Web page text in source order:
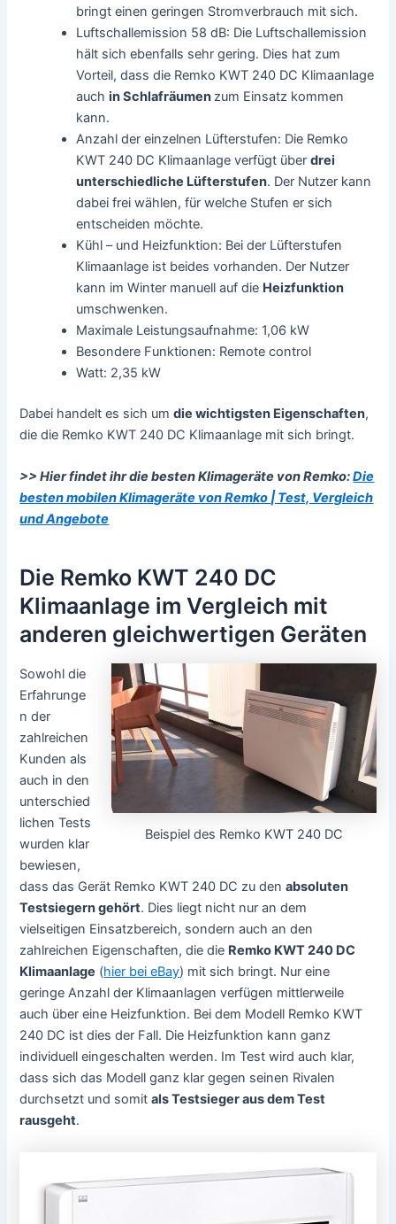
bringt einen geringen Stromverbrauch mit sich.
Luftschallemission 58 dB: Die Luftschallemission
hält sich ebenfalls sehr gering. Dies hat zum
Vorteil, dass die Remko KWT 240 DC Klimaanlage
auchin Schlafräumenzum Einsatz kommen
kann.
Anzahl der einzelnen Lüfterstufen: Die Remko
KWT 240 DC Klimaanlage verfügt überdrei
unterschiedliche Lüfterstufen. Der Nutzer kann
dabei frei wählen, für welche Stufen er sich
entscheiden möchte.
Kühl – und Heizfunktion: Bei der Lüfterstufen
Klimaanlage ist beides vorhanden. Der Nutzer
kann im Winter manuell auf die Heizfunktion
umschwenken.
Maximale Leistungsaufnahme: 1,06 kW
Besondere Funktionen: Remote control
Watt: 2,35 kW
Dabei handelt es sich umdie wichtigsten Eigenschaften,
die die Remko KWT 240 DC Klimaanlage mit sich bringt.
>> Hier findet ihr die besten Klimageräte von Remko:Die
besten mobilen Klimageräte von Remko | Test, Vergleich
und Angebote
Die Remko KWT 240 DC
Klimaanlage im Vergleich mit
anderen gleichwertigen Geräten
Beispiel des Remko KWT 240 DC
Sowohl die
Erfahrunge
n der
zahlreichen
Kunden als
auch in den
unterschied
lichen Tests
wurden klar
bewiesen,
dass das Gerät Remko KWT 240 DC zu denabsoluten
Testsiegern gehört. Dies liegt nicht nur an dem
vielseitigen Einsatzbereich, sondern auch an den
zahlreichen Eigenschaften, die die Remko KWT 240 DC
Klimaanlage (hier bei eBay) mit sich bringt. Nur eine
geringe Anzahl der Klimaanlagen verfügen mittlerweile
auch über eine Heizfunktion. Bei dem Modell Remko KWT
240 DC ist dies der Fall. Die Heizfunktion kann ganz
individuell eingeschalten werden. Im Test wird auch klar,
dass sich das Modell ganz klar gegen seinen Rivalen
durchsetzt und somitals Testsieger aus dem Test
rausgeht.